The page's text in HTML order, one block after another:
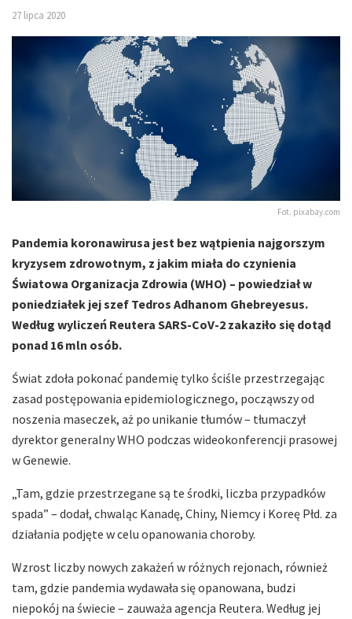
27 lipca 2020
Fot. pixabay.com
Pandemia koronawirusa jest bez wątpienia najgorszym
kryzysem zdrowotnym, z jakim miała do czynienia
Światowa Organizacja Zdrowia (WHO) – powiedział w
poniedziałek jej szef Tedros Adhanom Ghebreyesus.
Według wyliczeń Reutera SARS-CoV-2 zakaziło się dotąd
ponad 16 mln osób.
Świat zdoła pokonać pandemię tylko ściśle przestrzegając
zasad postępowania epidemiologicznego, począwszy od
noszenia maseczek, aż po unikanie tłumów – tłumaczył
dyrektor generalny WHO podczas wideokonferencji prasowej
w Genewie.
„Tam, gdzie przestrzegane są te środki, liczba przypadków
spada” – dodał, chwaląc Kanadę, Chiny, Niemcy i Koreę Płd. za
działania podjęte w celu opanowania choroby.
Wzrost liczby nowych zakażeń w różnych rejonach, również
tam, gdzie pandemia wydawała się opanowana, budzi
niepokój na świecie – zauważa agencja Reutera. Według jej